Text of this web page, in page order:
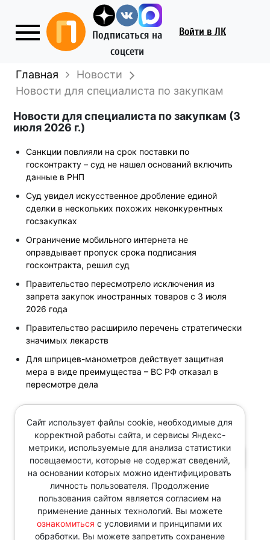
Подписаться на
соцсети
Войти в ЛК
Главная
Новости
Новости для специалиста по закупкам
Новости для специалиста по закупкам (3
июля 2026 г.)
Санкции повлияли на срок поставки по
госконтракту – суд не нашел оснований включить
данные в РНП
Суд увидел искусственное дробление единой
сделки в нескольких похожих неконкурентных
госзакупках
Ограничение мобильного интернета не
оправдывает пропуск срока подписания
госконтракта, решил суд
Правительство пересмотрело исключения из
запрета закупок иностранных товаров с 3 июля
2026 года
Правительство расширило перечень стратегически
значимых лекарств
Для шприцев-манометров действует защитная
мера в виде преимущества – ВС РФ отказал в
пересмотре дела
Поиск по новостям
ПОИСК
Поиск за период с
по
Сайт использует файлы cookie, необходимые для
корректной работы сайта, и сервисы Яндекс-
метрики, используемые для анализа статистики
посещаемости, которые не содержат сведений,
на основании которых можно идентифицировать
личность пользователя. Продолжение
пользования сайтом является согласием на
применение данных технологий. Вы можете
ознакомиться с условиями и принципами их
обработки. Вы можете запретить сохранение